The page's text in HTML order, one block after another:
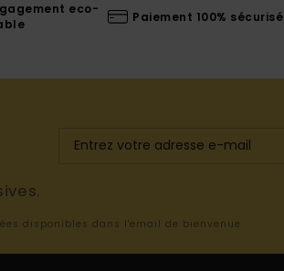
eco-
Paiement 100% sécurisé
disponibles dans l'email de bienvenue